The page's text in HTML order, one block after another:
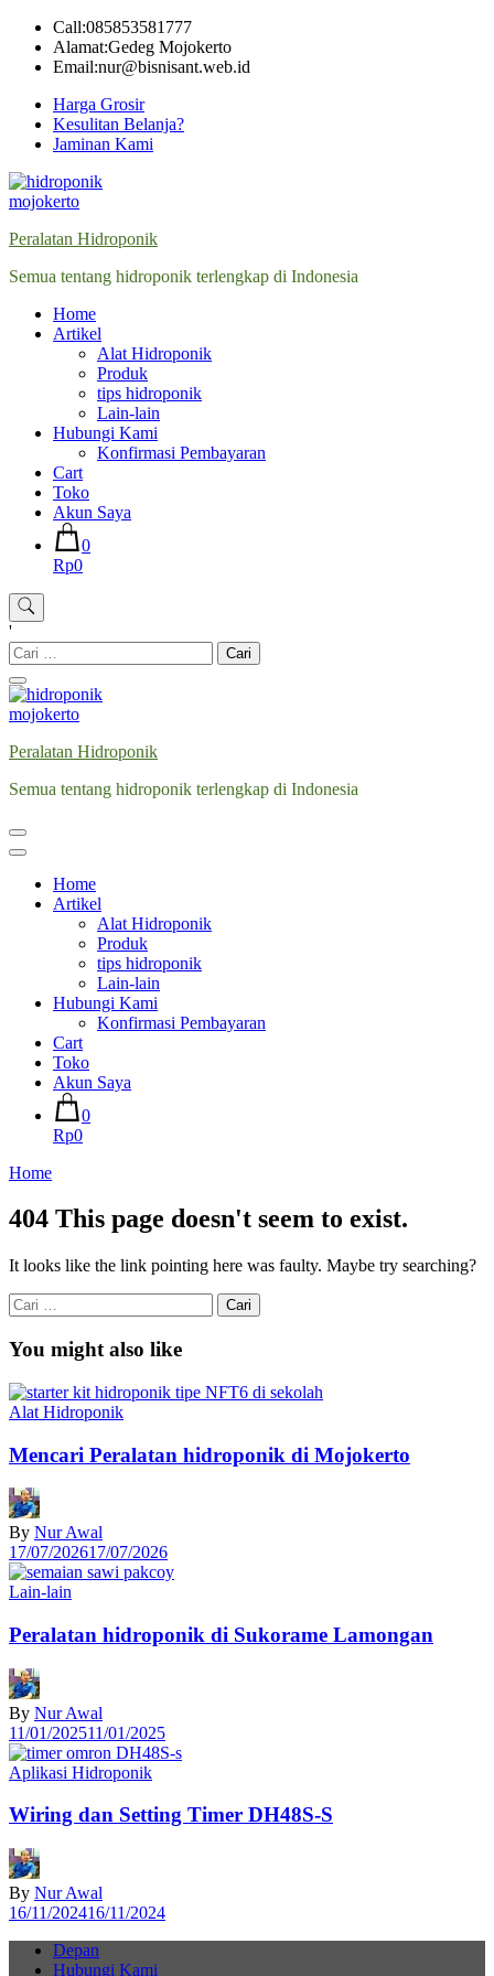
Skip
content
Call:085853581777
Alamat:Gedeg Mojokerto
Email:nur@bisnisant.web.id
Harga Grosir
Kesulitan Belanja?
Jaminan Kami
Peralatan Hidroponik
Semua tentang hidroponik terlengkap di Indonesia
Home
Artikel
Alat Hidroponik
Produk
tips hidroponik
Lain-lain
Hubungi Kami
Konfirmasi Pembayaran
Cart
Toko
Akun Saya
0
Rp0
'
Cari
untuk:
Peralatan Hidroponik
Semua tentang hidroponik terlengkap di Indonesia
Home
Artikel
Alat Hidroponik
Produk
tips hidroponik
Lain-lain
Hubungi Kami
Konfirmasi Pembayaran
Cart
Toko
Akun Saya
0
Rp0
Home
404 This page doesn't seem to exist.
It looks like the link pointing here was faulty. Maybe try searching?
Cari
untuk:
You might also like
Alat Hidroponik
Mencari Peralatan hidroponik di Mojokerto
By Nur Awal
17/07/202617/07/2026
Lain-lain
Peralatan hidroponik di Sukorame Lamongan
By Nur Awal
11/01/202511/01/2025
Aplikasi Hidroponik
Wiring dan Setting Timer DH48S-S
By Nur Awal
16/11/202416/11/2024
Depan
Hubungi Kami